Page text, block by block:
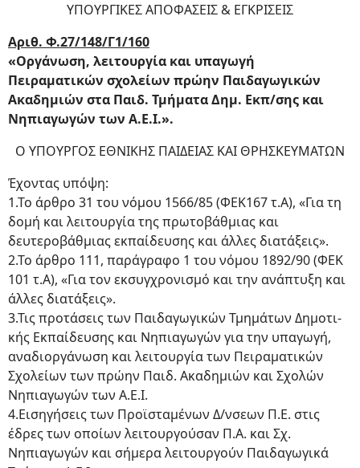
ΥΠΟΥΡΓΙΚΕΣ ΑΠΟΦΑΣΕΙΣ & ΕΓΚΡΙΣΕΙΣ
Αριθ. Φ.27/148/Γ1/160
«Οργάνωση, λειτουργία και υπαγωγή
Πειραματικών σχολείων πρώην Παιδαγωγικών
Ακαδημιών στα Παιδ. Τμήματα Δημ. Εκπ/σης και
Νηπιαγωγών των Α.Ε.Ι.».
Ο ΥΠΟΥΡΓΟΣ ΕΘΝΙΚΗΣ ΠΑΙΔΕΙΑΣ ΚΑΙ ΘΡΗΣΚΕΥΜΑΤΩΝ
Έχοντας υπόψη:
1.Το άρθρο 31 του νόμου 1566/85 (ΦΕΚ167 τ.Α), «Για τη
δομή και λειτουργία της πρωτοβάθμιας και
δευτεροβάθμιας εκπαίδευσης και άλλες διατάξεις».
2.Το άρθρο 111, παράγραφο 1 του νόμου 1892/90 (ΦΕΚ
101 τ.Α), «Για τον εκσυγχρονισμό και την ανάπτυξη και
άλλες διατάξεις».
3.Τις προτάσεις των Παιδαγωγικών Τμημάτων Δημοτι­
κής Εκπαίδευσης και Νηπιαγωγών για την υπαγωγή,
αναδιοργάνωση και λειτουργία των Πειραματικών
Σχολείων των πρώην Παιδ. Ακαδημιών και Σχολών
Νηπιαγωγών των Α.Ε.Ι.
4.Εισηγήσεις των Προϊσταμένων Δ/νσεων Π.Ε. στις
έδρες των οποίων λειτουργούσαν Π.Α. και Σχ.
Νηπιαγω­γών και σήμερα λειτουργούν Παιδαγωγικά